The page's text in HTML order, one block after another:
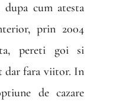
dupa cum atesta
prin 2004
pereti goi si
dar fara viitor. In
de cazare